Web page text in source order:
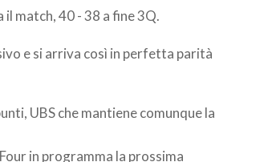
match, 40 - 38 a fine 3Q.
e si arriva così in perfetta parità
UBS che mantiene comunque la
in programma la prossima